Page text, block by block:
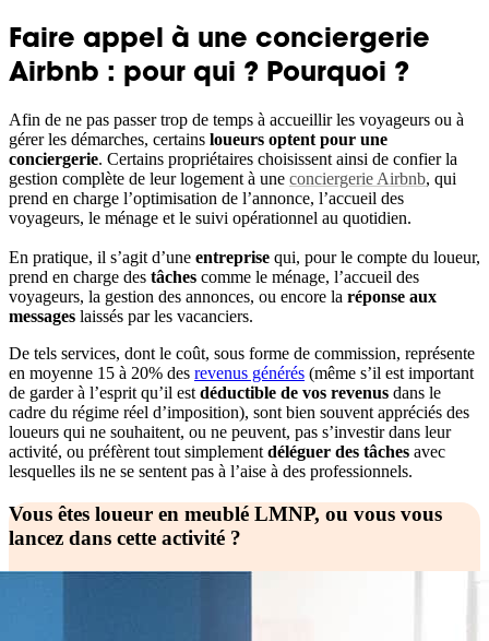
Faire appel à une conciergerie
Airbnb : pour qui ? Pourquoi ?
Afin de ne pas passer trop de temps à accueillir les voyageurs ou à
gérer les démarches, certains loueurs optent pour une
conciergerie. Certains propriétaires choisissent ainsi de confier la
gestion complète de leur logement à une conciergerie Airbnb, qui
prend en charge l’optimisation de l’annonce, l’accueil des
voyageurs, le ménage et le suivi opérationnel au quotidien.
En pratique, il s’agit d’une entreprise qui, pour le compte du loueur,
prend en charge des tâches comme le ménage, l’accueil des
voyageurs, la gestion des annonces, ou encore la réponse aux
messages laissés par les vacanciers.
De tels services, dont le coût, sous forme de commission, représente
en moyenne 15 à 20% des revenus générés (même s’il est important
de garder à l’esprit qu’il est déductible de vos revenus dans le
cadre du régime réel d’imposition), sont bien souvent appréciés des
loueurs qui ne souhaitent, ou ne peuvent, pas s’investir dans leur
activité, ou préfèrent tout simplement déléguer des tâches avec
lesquelles ils ne se sentent pas à l’aise à des professionnels.
Vous êtes loueur en meublé LMNP, ou vous vous
lancez dans cette activité ?